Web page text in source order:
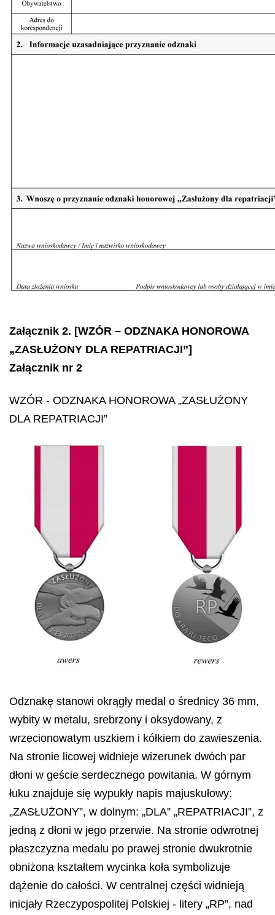
Załącznik 2. [WZÓR – ODZNAKA HONOROWA
„ZASŁUŻONY DLA REPATRIACJI”]
Załącznik nr 2
WZÓR - ODZNAKA HONOROWA „ZASŁUŻONY
DLA REPATRIACJI”
Odznakę stanowi okrągły medal o średnicy 36 mm,
wybity w metalu, srebrzony i oksydowany, z
wrzecionowatym uszkiem i kółkiem do zawieszenia.
Na stronie licowej widnieje wizerunek dwóch par
dłoni w geście serdecznego powitania. W górnym
łuku znajduje się wypukły napis majuskułowy:
„ZASŁUŻONY”, w dolnym: „DLA” „REPATRIACJI”, z
jedną z dłoni w jego przerwie. Na stronie odwrotnej
płaszczyzna medalu po prawej stronie dwukrotnie
obniżona kształtem wycinka koła symbolizuje
dążenie do całości. W centralnej części widnieją
inicjały Rzeczypospolitej Polskiej - litery „RP”, nad